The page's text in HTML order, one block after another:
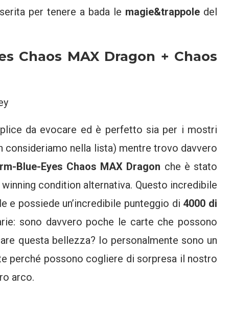
per tenere a bada le magie&trappole del
Chaos MAX Dragon + Chaos
da evocare ed è perfetto sia per i mostri
consideriamo nella lista) mentre trovo davvero
Blue-Eyes Chaos MAX Dragon che è stato
condition alternativa. Questo incredibile
e possiede un’incredibile punteggio di 4000 di
sono davvero poche le carte che possono
questa bellezza? Io personalmente sono un
perché possono cogliere di sorpresa il nostro
arco.